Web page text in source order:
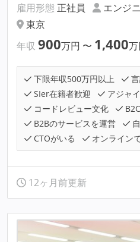
雇用形態 正社員
エンジ
東京
年収 900万円 〜 1,400
下限年収500万円以上
SIer在籍者歓迎
アジャ
コードレビュー文化
B2Bのサービスを運営
CTOがいる
オンライン
12ヶ月前更新